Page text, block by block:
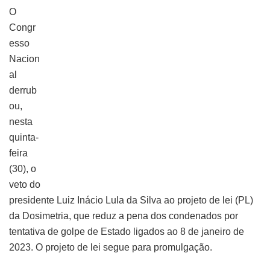
O
Congr
esso
Nacion
al
derrub
ou,
nesta
quinta-
feira
(30), o
veto do
presidente Luiz Inácio Lula da Silva ao projeto de lei (PL)
da Dosimetria, que reduz a pena dos condenados por
tentativa de golpe de Estado ligados ao 8 de janeiro de
2023. O projeto de lei segue para promulgação.